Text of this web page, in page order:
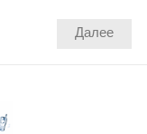
Далее